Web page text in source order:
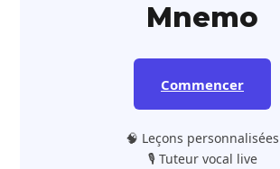
Mnemo
Commencer
🧠 Leçons personnalisées
🎙️ Tuteur vocal live